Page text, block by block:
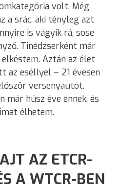
volt. Még
a srác, aki tényleg azt
is vágyik rá, sose
Tinédzserként már
Aztán az élet
az eséllyel – 21 évesen
versenyautót.
már húsz éve ennek, és
élhetem.
AZ ETCR-
A WTCR-BEN